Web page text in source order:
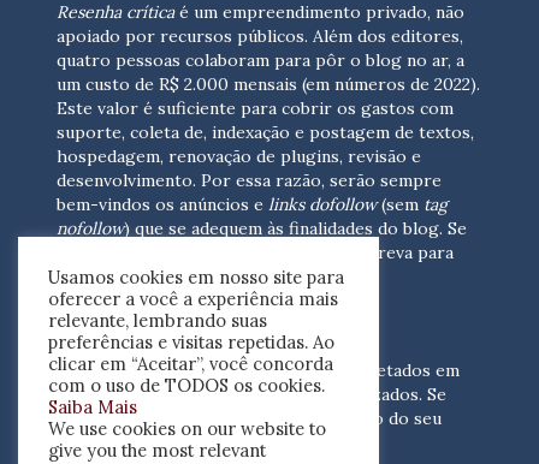
Resenha críticaé um empreendimento privado, não
apoiado por recursos públicos. Além dos editores,
quatro pessoas colaboram para pôr o blog no ar, a
um custo de R$ 2.000 mensais (em números de 2022).
Este valor é suficiente para cobrir os gastos com
suporte, coleta de, indexação e postagem de textos,
hospedagem, renovação de plugins, revisão e
desenvolvimento. Por essa razão, serão sempre
bem-vindos os anúncios e links dofollow(sem tag
nofollow) que se adequem às finalidades do blog. Se
escreva para
nós(contato@resenhacritica.com.br)
FONTES E ACERVO
As resenhas, dossiês e sumários são coletados em
periódicos acadêmicos e sites especializados. Se
você tem interesse em divulgar o acervo do seu
periódico, escreva para nós
Usamos cookies em nosso site para
oferecer a você a experiência mais
relevante, lembrando suas
preferências e visitas repetidas. Ao
clicar em “Aceitar”, você concorda
com o uso de TODOS os cookies.
Saiba Mais
We use cookies on our website to
give you the most relevant